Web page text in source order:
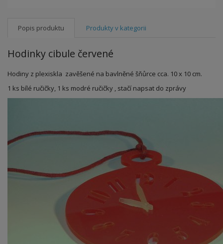
Popis produktu Produkty v kategorii
Hodinky cibule červené
Hodiny z plexiskla zavěšené na bavlněné šňůrce cca. 10 x 10 cm.
1 ks bílé ručičky, 1 ks modré ručičky , stačí napsat do zprávy